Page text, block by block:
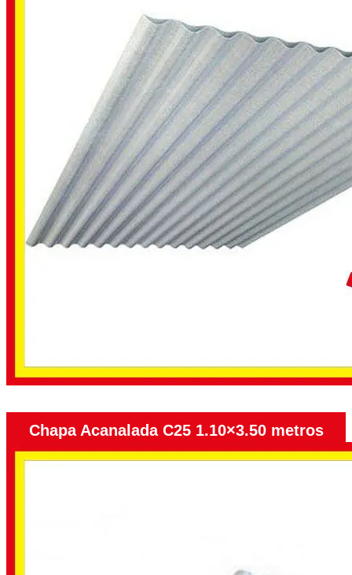
Chapa Acanalada C25 1.10×3.50 metros